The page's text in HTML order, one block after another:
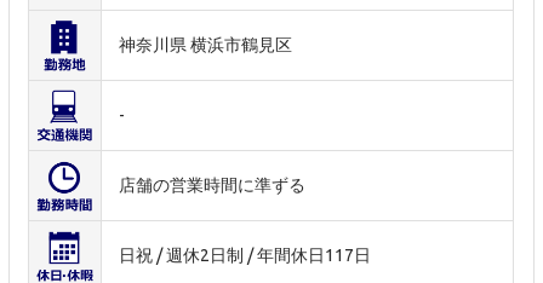
神奈川県 横浜市鶴見区
-
店舗の営業時間に準ずる
日祝 / 週休2日制 / 年間休日117日